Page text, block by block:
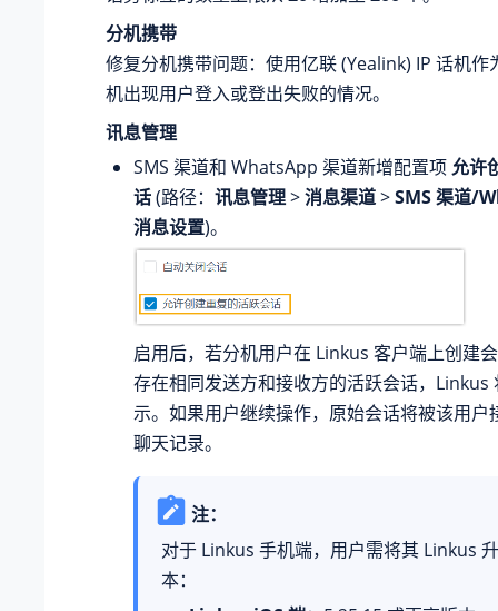
分机携带
修复分机携带问题：使用亿联 (Yealink) IP 话机作
机出现用户登入或登出失败的情况。
讯息管理
SMS 渠道和 WhatsApp 渠道新增配置项允许
话(路径： 讯息管理>消息渠道>SMS 渠道/
消息设置)。
启用后，若分机用户在 Linkus 客户端上创建
存在相同发送方和接收方的活跃会话，Linkus
示。如果用户继续操作，原始会话将被该用户
聊天记录。
注：
对于 Linkus 手机端，用户需将其 Linkus
本：